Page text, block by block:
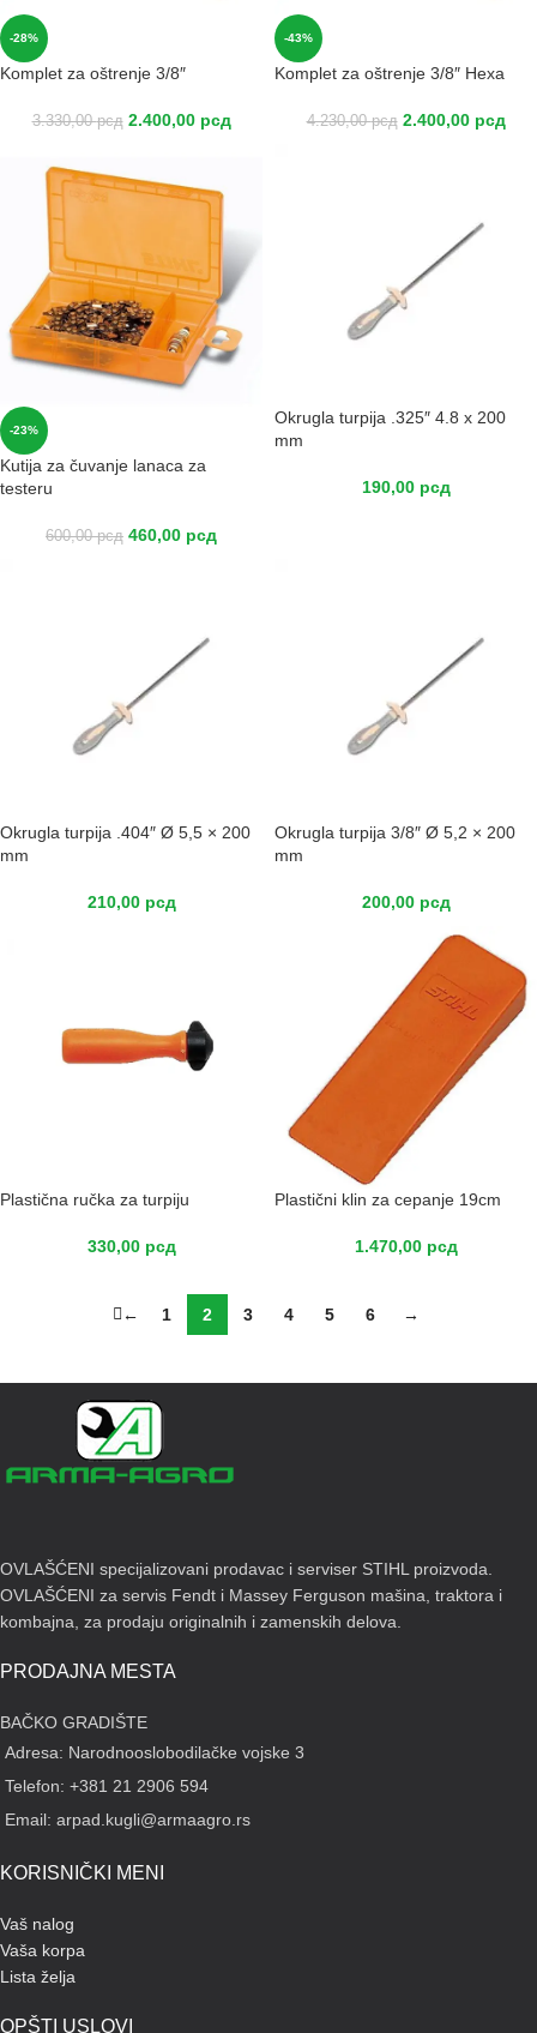
-28%
Komplet za oštrenje 3/8″
3.330,00рсд 2.400,00 рсд
-43%
Komplet za oštrenje 3/8″ Hexa
4.230,00рсд 2.400,00 рсд
-23%
Kutija za čuvanje lanaca za
testeru
600,00рсд 460,00 рсд
Okrugla turpija .325″ 4.8 x 200
mm
190,00 рсд
Okrugla turpija .404″ Ø 5,5 × 200
mm
210,00 рсд
Okrugla turpija 3/8″ Ø 5,2 × 200
mm
200,00 рсд
Plastična ručka za turpiju
330,00 рсд
Plastični klin za cepanje 19cm
1.470,00 рсд
← 1 2 3 4 5 6 →
OVLAŠĆENI specijalizovani prodavac i serviser STIHL proizvoda.
OVLAŠĆENI za servis Fendt i Massey Ferguson mašina, traktora i
kombajna, za prodaju originalnih i zamenskih delova.
PRODAJNA MESTA
BAČKO GRADIŠTE
Adresa: Narodnooslobodilačke vojske 3
Telefon: +381 21 2906 594
Email: arpad.kugli@armaagro.rs
KORISNIČKI MENI
Vaš nalog
Vaša korpa
Lista želja
OPŠTI USLOVI